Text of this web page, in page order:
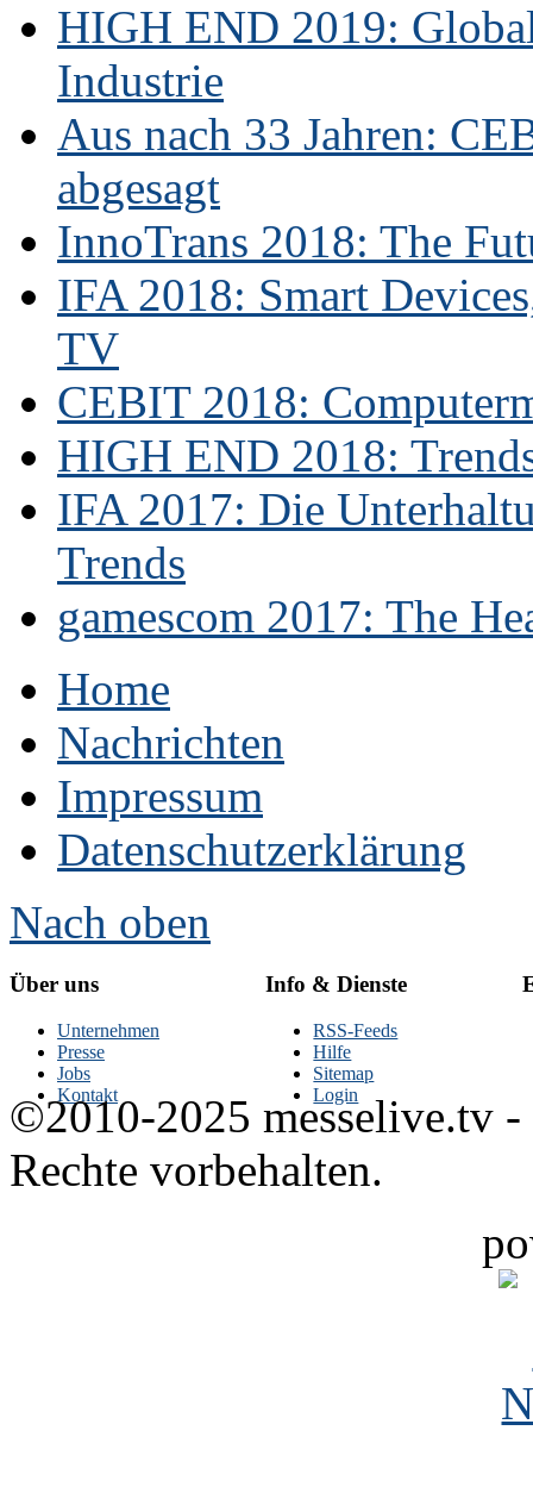
HIGH END 2019:
Industrie
Aus nach 33 Jahren:
abgesagt
InnoTrans 2018: The
IFA 2018: Smart
TV
CEBIT 2018:
HIGH END 2018:
IFA 2017: Die
Trends
gamescom 2017: The
Home
Nachrichten
Impressum
Datenschutzerklärung
Nach oben
Über uns
Unternehmen
Presse
Jobs
Kontakt
Info & Dienste
RSS-Feeds
Hilfe
Sitemap
Login
©2010-2025 messelive.tv -
Rechte vorbehalten.